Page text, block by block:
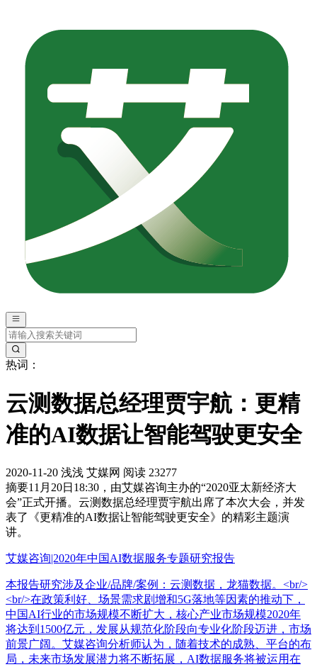
热词：
云测数据总经理贾宇航：更精
准的AI数据让智能驾驶更安全
2020-11-20 浅浅 艾媒网 阅读 23277
摘要11月20日18:30，由艾媒咨询主办的“2020亚太新经济大
会”正式开播。云测数据总经理贾宇航出席了本次大会，并发
表了《更精准的AI数据让智能驾驶更安全》的精彩主题演
讲。
艾媒咨询|2020年中国AI数据服务专题研究报告
本报告研究涉及企业/品牌/案例：云测数据，龙猫数据。<br/>
<br/>在政策利好、场景需求剧增和5G落地等因素的推动下，
中国AI行业的市场规模不断扩大，核心产业市场规模2020年
将达到1500亿元，发展从规范化阶段向专业化阶段迈进，市场
前景广阔。艾媒咨询分析师认为，随着技术的成熟、平台的布
局，未来市场发展潜力将不断拓展，AI数据服务将被运用在